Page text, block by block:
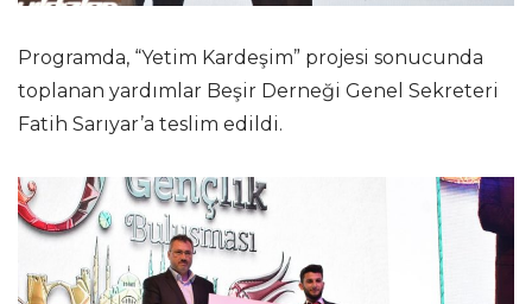
Programda, “Yetim Kardeşim” projesi sonucunda
toplanan yardımlar Beşir Derneği Genel Sekreteri
Fatih Sarıyar’a teslim edildi.